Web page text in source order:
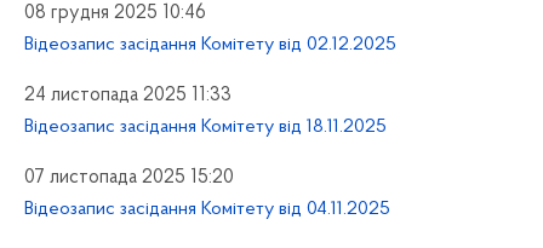
08 грудня 2025 10:46
Відеозапис засідання Комітету від 02.12.2025
24 листопада 2025 11:33
Відеозапис засідання Комітету від 18.11.2025
07 листопада 2025 15:20
Відеозапис засідання Комітету від 04.11.2025